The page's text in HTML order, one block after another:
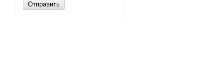
Отправить